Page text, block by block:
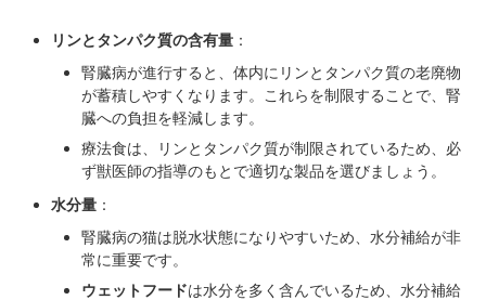
リンとタンパク質の含有量 ：
腎臓病が進行すると、体内にリンとタンパク質の老廃物
が蓄積しやすくなります。これらを制限することで、腎
臓への負担を軽減します。
療法食は、リンとタンパク質が制限されているため、必
ず獣医師の指導のもとで適切な製品を選びましょう。
水分量 ：
腎臓病の猫は脱水状態になりやすいため、水分補給が非
常に重要です。
ウェットフードは水分を多く含んでいるため、水分補給